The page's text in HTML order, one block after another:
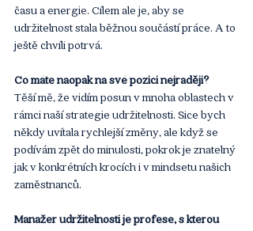
času a energie. Cílem ale je, aby se
udržitelnost stala běžnou součástí práce. A to
ještě chvíli potrvá.
Co máte naopak na své pozici nejraději?
Těší mě, že vidím posun v mnoha oblastech v
rámci naší strategie udržitelnosti. Sice bych
někdy uvítala rychlejší změny, ale když se
podívám zpět do minulosti, pokrok je znatelný
jak v konkrétních krocích i v mindsetu našich
zaměstnanců.
Manažer udržitelnosti je profese, s kterou